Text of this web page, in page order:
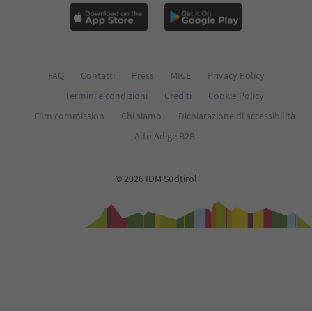
FAQ Contatti Press MICE
Privacy Policy
Termini e condizioni
Crediti
Cookie Policy
Film commission
Chi siamo
Dichiarazione di accessibilità
Alto Adige B2B
© 2026 IDM Südtirol